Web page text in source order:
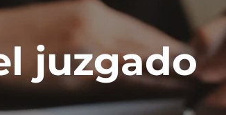
juzgado